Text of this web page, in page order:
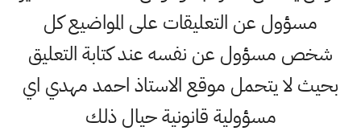
مسؤول عن التعليقات على المواضيع كل
شخص مسؤول عن نفسه عند كتابة التعليق
بحيث لا يتحمل موقع الاستاذ احمد مهدي اي
مسؤولية قانونية حيال ذلك